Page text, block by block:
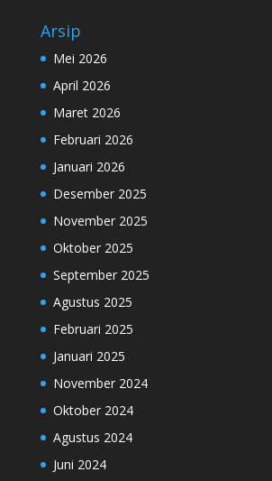
Arsip
Mei 2026
April 2026
Maret 2026
Februari 2026
Januari 2026
Desember 2025
November 2025
Oktober 2025
September 2025
Agustus 2025
Februari 2025
Januari 2025
November 2024
Oktober 2024
Agustus 2024
Juni 2024